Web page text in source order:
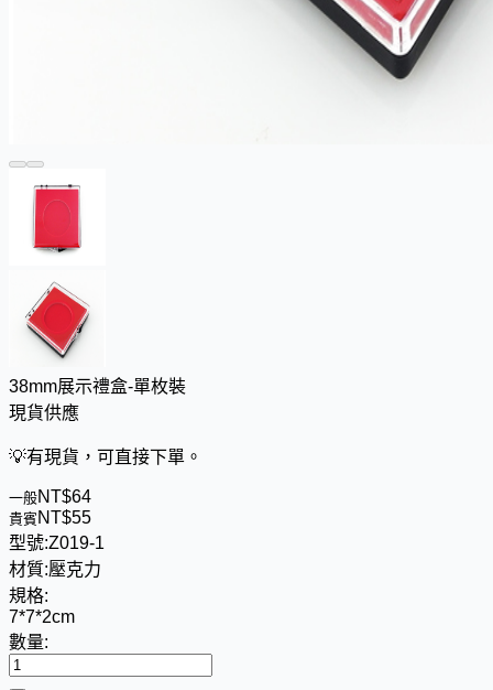
38mm展示禮盒-單枚裝
現貨供應
💡有現貨，可直接下單。
一般NT$64
貴賓 NT$55
型號:Z019-1
材質:壓克力
規格:
7*7*2cm
數量: